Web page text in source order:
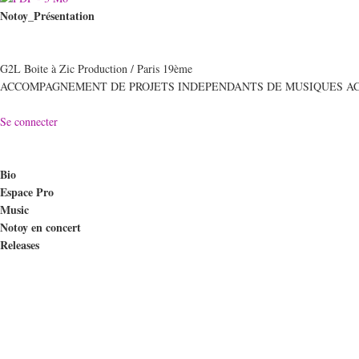
Notoy_Présentation
G2L Boite à Zic Production / Paris 19ème
ACCOMPAGNEMENT DE PROJETS INDEPENDANTS DE MUSIQUES
Se connecter
Bio
Espace Pro
Music
Notoy en concert
Releases